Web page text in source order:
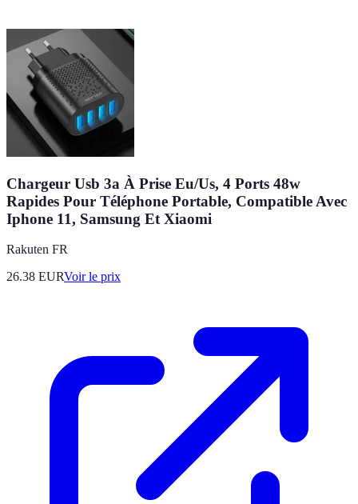
Chargeur Usb 3a À Prise Eu/Us, 4 Ports 48w
Rapides Pour Téléphone Portable, Compatible Avec
Iphone 11, Samsung Et Xiaomi
Rakuten FR
26.38 EURVoir le prix